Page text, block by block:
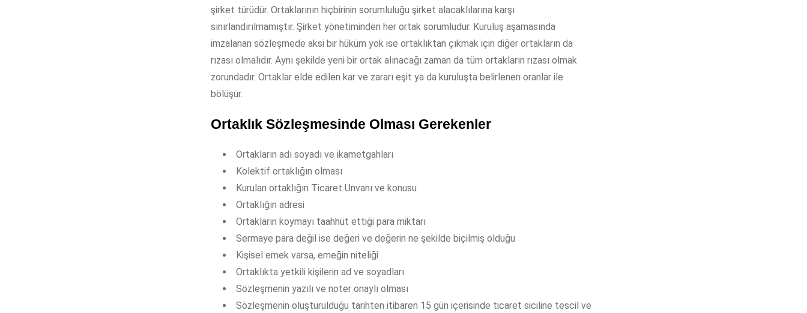
şirket türüdür. Ortaklarının hiçbirinin sorumluluğu şirket alacaklılarına karşı
sınırlandırılmamıştır. Şirket yönetiminden her ortak sorumludur. Kuruluş aşamasında
imzalanan sözleşmede aksi bir hüküm yok ise ortaklıktan çıkmak için diğer ortakların da
rızası olmalıdır. Aynı şekilde yeni bir ortak alınacağı zaman da tüm ortakların rızası olmak
zorundadır. Ortaklar elde edilen kar ve zararı eşit ya da kuruluşta belirlenen oranlar ile
bölüşür.
Ortaklık Sözleşmesinde Olması Gerekenler
Ortakların adı soyadı ve ikametgahları
Kolektif ortaklığın olması
Kurulan ortaklığın Ticaret Unvanı ve konusu
Ortaklığın adresi
Ortakların koymayı taahhüt ettiği para miktarı
Sermaye para değil ise değeri ve değerin ne şekilde biçilmiş olduğu
Kişisel emek varsa, emeğin niteliği
Ortaklıkta yetkili kişilerin ad ve soyadları
Sözleşmenin yazılı ve noter onaylı olması
Sözleşmenin oluşturulduğu tarihten itibaren 15 gün içerisinde ticaret siciline tescil ve